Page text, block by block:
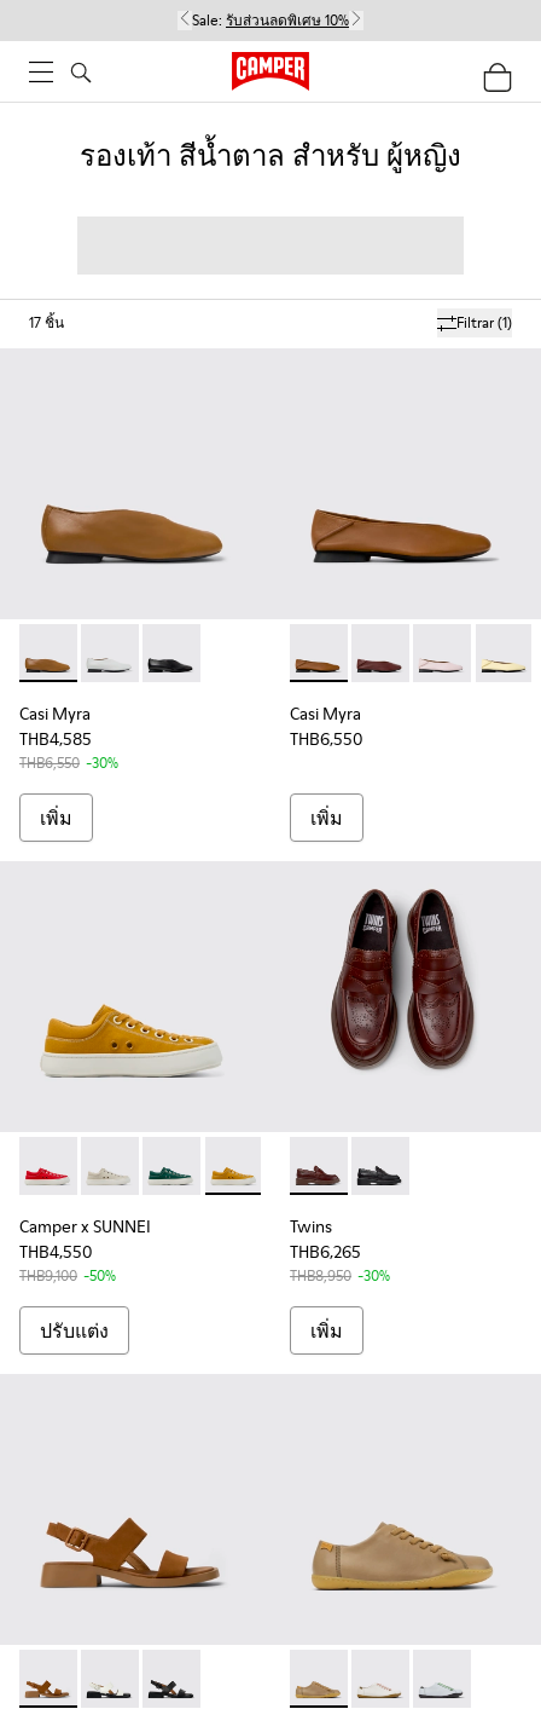
Sale: รับส่วนลดพิเศษ 10%
รองเท้า สีน้ำตาล สำหรับ ผู้หญิง
Filtrar(1)
17ชิ้น
Casi Myra - K201751-009 - รองเท้าบัลเลริน่าหนังสีน้ําตาลสํา
Casi Myra - K201751-010
Casi Myra - K201751-001
Casi Myra
THB4,585
THB6,550 -30%
เพิ่ม
Casi Myra - K201253-041 -
Casi Myra - K201253-
Casi Myra -
Casi
Casi Myra
THB6,550
เพิ่ม
Camper x SUNNEI - K201700-999-S011
Camper x SUNNEI - K201700-999-S055
Camper x SUNNEI - K201700-999-S033
Camper x SUNNEI - K201700-999-
Camper x SUNNEI - K201700-
Camper x SUNNEI
THB4,550
THB9,100 -50%
ปรับแต่ง
Twins - K201873-002 - รอ
Twins - K201873-001
Twins
THB6,265
THB8,950 -30%
เพิ่ม
Dana - K201486-014 - รองเท้ารัดส้นหนังกลับสีน้ําตาลสําหรับ
Dana - K201486-007
Dana - K201486-005Peu - K200514-048 - รอง
Peu - K200514-058
Peu -